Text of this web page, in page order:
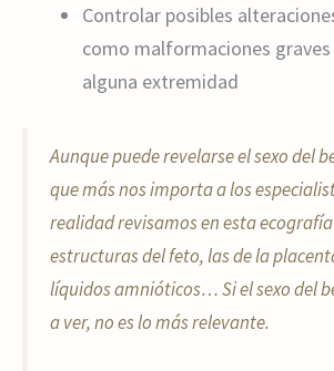
Controlar posibles
como malformaciones
alguna extremidad
Aunque puede revelarse el sexo del
que más nos importa a los
realidad revisamos en esta
estructuras del feto, las de la
líquidos amnióticos… Si el sexo del
a ver, no es lo más relevante.